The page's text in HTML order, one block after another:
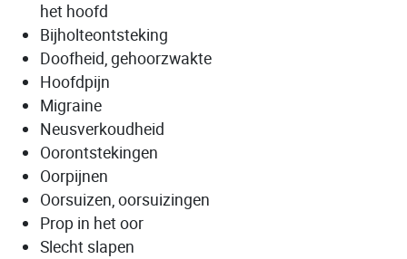
het hoofd
Bijholteontsteking
Doofheid, gehoorzwakte
Hoofdpijn
Migraine
Neusverkoudheid
Oorontstekingen
Oorpijnen
Oorsuizen, oorsuizingen
Prop in het oor
Slecht slapen